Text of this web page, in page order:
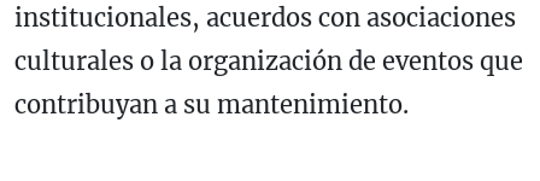
institucionales, acuerdos con asociaciones
culturales o la organización de eventos que
contribuyan a su mantenimiento.